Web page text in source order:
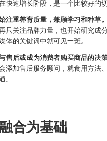
快速增长阶段，是一个比较好的切
注重养育质量，兼顾学习和种草。
只关注品牌力量，也开始研究成
体的关键词中就可见一斑。
售后或成为消费者购买商品的决策
添加售后服务顾问，就食用方法
合为基础